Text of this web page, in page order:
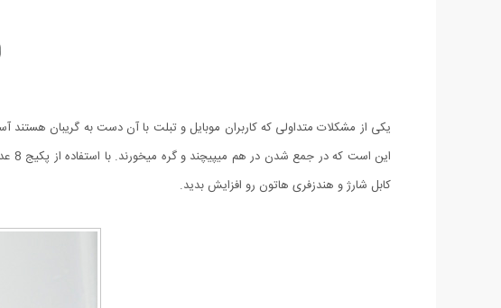
یکی از مشکلات متداولی که کاربران موبایل و تبلت با آن دست به گریبان
کابل شارژ و هندزفری هاتون رو افزایش بدید.